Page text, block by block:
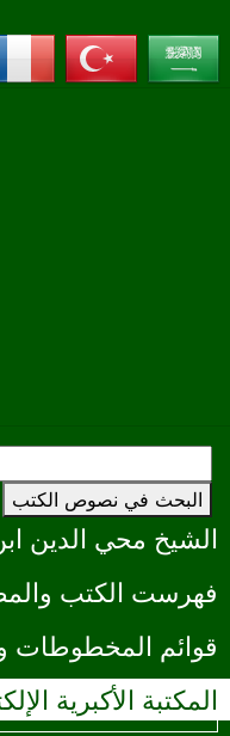
البحث في نصوص الكتب
الشيخ محي الدين
فهرست الكتب
قوائم المخطوطات
المكتبة الأكبرية